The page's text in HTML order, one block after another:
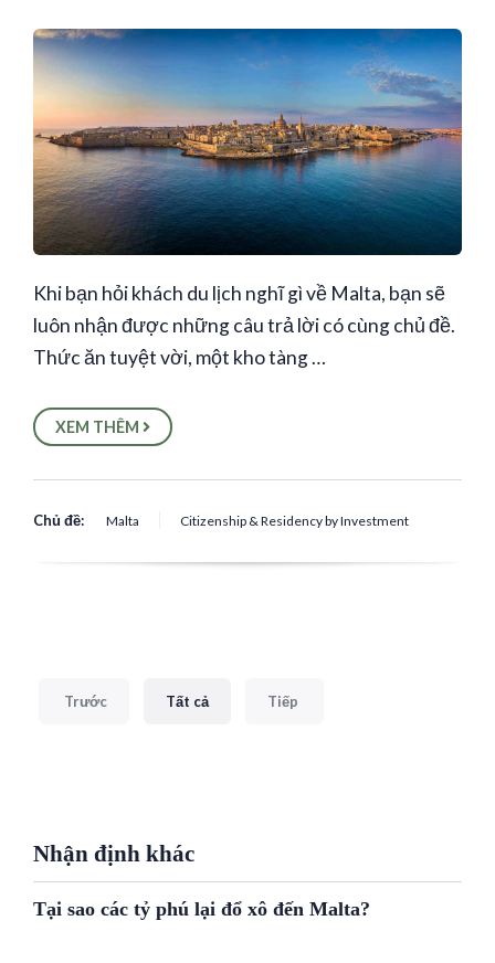
Khi bạn hỏi khách du lịch nghĩ gì về Malta, bạn sẽ
luôn nhận được những câu trả lời có cùng chủ đề.
Thức ăn tuyệt vời, một kho tàng …
XEM THÊM
Chủ đề: Malta Citizenship & Residency by Investment
Trước Tất cả Tiếp
Nhận định khác
Tại sao các tỷ phú lại đổ xô đến Malta?